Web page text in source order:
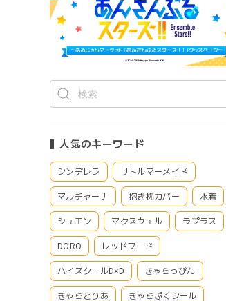
人気のキーワード
シンデレラ リトルマーメイド
マルチャーナ 抱き枕カバー 水着
シュエン マクスウェル ラプラス
DORO レッドフード
ハイスクールD×D きゃらっぴん
きゃらとりあ きゃらぷくシール